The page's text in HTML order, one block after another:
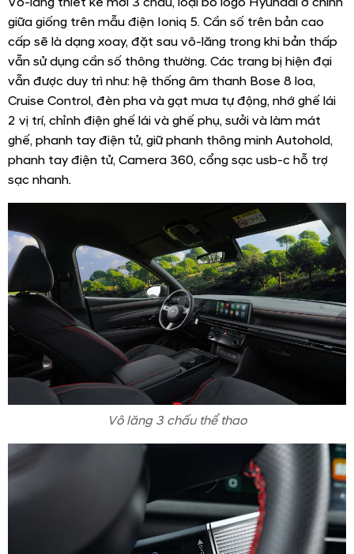
giữa giống trên mẫu điện Ioniq 5. Cần số trên bản cao
cấp sẽ là dạng xoay, đặt sau vô-lăng trong khi bản thấp
vẫn sử dụng cần số thông thường. Các trang bị hiện đại
vẫn được duy trì như: hệ thống âm thanh Bose 8 loa,
Cruise Control, đèn pha và gạt mưa tự động, nhớ ghế lái
2 vị trí, chỉnh điện ghế lái và ghế phụ, sưởi và làm mát
ghế, phanh tay điện tử, giữ phanh thông minh Autohold,
phanh tay điện tử, Camera 360, cổng sạc usb-c hỗ trợ
sạc nhanh.
Vô lăng 3 chấu thể thao